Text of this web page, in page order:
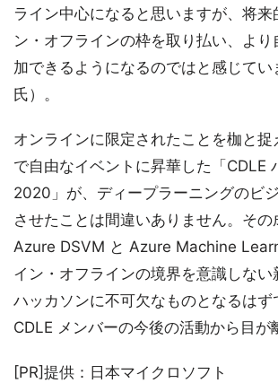
ライン中心になると思いますが、将来
ン・オフラインの枠を取り払い、より
加できるようになるのではと感じてい
氏）。
オンラインに限定されたことを枷と捉
で自由なイベントに昇華した「CDLE
2020」が、ディープラーニングのビ
させたことは間違いありません。その
Azure DSVM と Azure Machine
イン・オフラインの境界を意識しない
ハッカソンに不可欠なものとなるはず
CDLE メンバーの今後の活動から目が
[PR]提供：日本マイクロソフト